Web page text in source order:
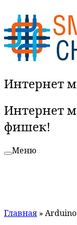
Интернет
Интернет
фишек!
Меню
Главная » Arduino